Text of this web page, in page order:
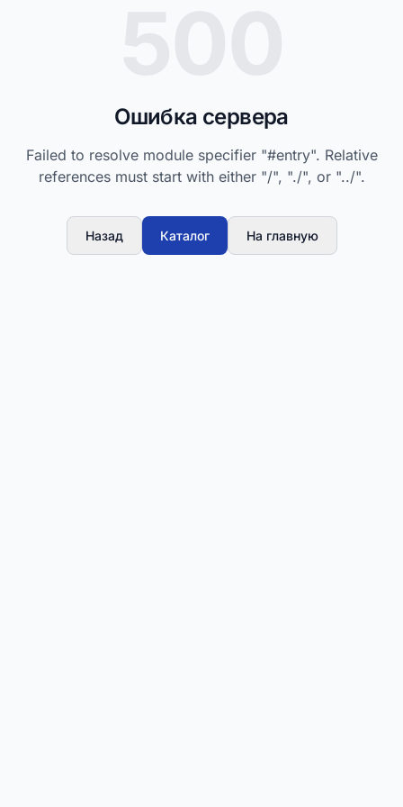
Ошибка сервера
Failed to resolve module specifier "#entry". Relative
references must start with either "/", "./", or "../".
Назад Каталог На главную